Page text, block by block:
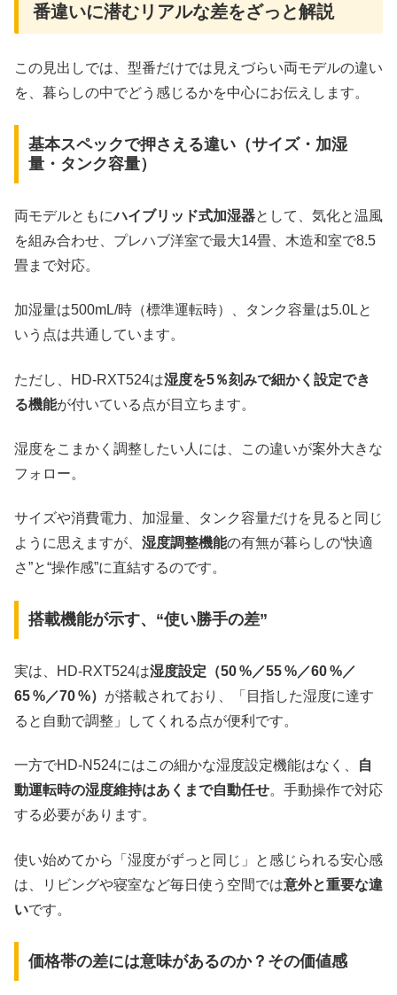
番違いに潜むリアルな差をざっと解説
この見出しでは、型番だけでは見えづらい両モデルの違い
を、暮らしの中でどう感じるかを中心にお伝えします。
基本スペックで押さえる違い（サイズ・加湿
量・タンク容量）
両モデルともにハイブリッド式加湿器として、気化と温風
を組み合わせ、プレハブ洋室で最大14畳、木造和室で8.5
畳まで対応。
加湿量は500mL/時（標準運転時）、タンク容量は5.0Lと
いう点は共通しています。
ただし、HD‑RXT524は湿度を5％刻みで細かく設定でき
る機能が付いている点が目立ちます。
湿度をこまかく調整したい人には、この違いが案外大きな
フォロー。
サイズや消費電力、加湿量、タンク容量だけを見ると同じ
ように思えますが、 湿度調整機能の有無が暮らしの“快適
さ”と“操作感”に直結するのです。
搭載機能が示す、“使い勝手の差”
実は、HD‑RXT524は湿度設定（50 %／55 %／60 %／
65 %／70 %） が搭載されており、「目指した湿度に達す
ると自動で調整」してくれる点が便利です。
一方でHD‑N524にはこの細かな湿度設定機能はなく、
自
動運転時の湿度維持はあくまで自動任せ。手動操作で対応
する必要があります。
使い始めてから「湿度がずっと同じ」と感じられる安心感
は、リビングや寝室など毎日使う空間では意外と重要な違
いです。
価格帯の差には意味があるのか？その価値感